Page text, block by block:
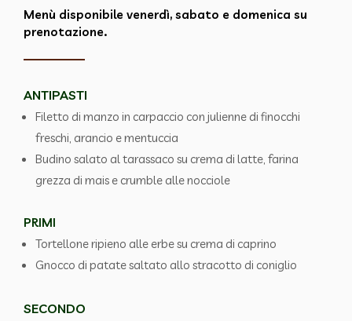
Menù disponibile venerdì, sabato e domenica su
prenotazione.
ANTIPASTI
Filetto di manzo in carpaccio con julienne di finocchi
freschi, arancio e mentuccia
Budino salato al tarassaco su crema di latte, farina
grezza di mais e crumble alle nocciole
PRIMI
Tortellone ripieno alle erbe su crema di caprino
Gnocco di patate saltato allo stracotto di coniglio
SECONDO